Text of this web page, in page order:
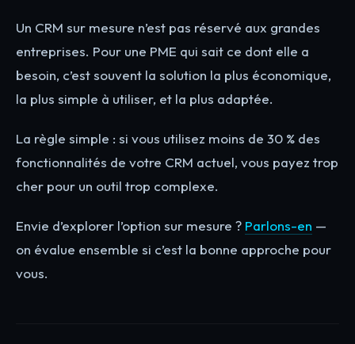
Un CRM sur mesure n’est pas réservé aux grandes
entreprises. Pour une PME qui sait ce dont elle a
besoin, c’est souvent la solution la plus économique,
la plus simple à utiliser, et la plus adaptée.
La règle simple : si vous utilisez moins de 30 % des
fonctionnalités de votre CRM actuel, vous payez trop
cher pour un outil trop complexe.
Envie d’explorer l’option sur mesure ? Parlons-en —
on évalue ensemble si c’est la bonne approche pour
vous.